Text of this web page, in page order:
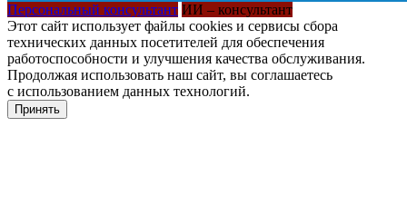
Персональный консультант ИИ – консультант
Этот сайт использует файлы cookies и сервисы сбора
технических данных посетителей для обеспечения
работоспособности и улучшения качества обслуживания.
Продолжая использовать наш сайт, вы соглашаетесь
с использованием данных технологий.
Принять